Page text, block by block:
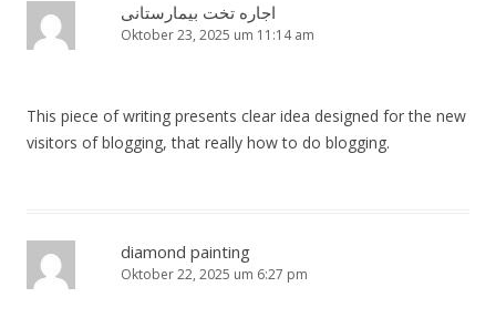
اجاره تخت بیمارستانی
Oktober 23, 2025 um 11:14 am
This piece of writing presents clear idea designed for the new
visitors of blogging, that really how to do blogging.
diamond painting
Oktober 22, 2025 um 6:27 pm